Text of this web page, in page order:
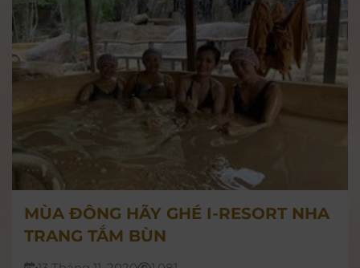
MÙA ĐÔNG HÃY GHÉ I-RESORT NHA
TRANG TẮM BÙN